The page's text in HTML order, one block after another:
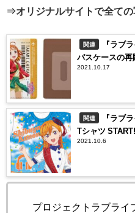
⇒オリジナルサイトで全ての
関連
『ラブ
パスケースの再
の個性が際立つ
2021.10.17
関連
『ラブ
Tシャツ
登場！
2021.10.6
©プロジェクトラブライ